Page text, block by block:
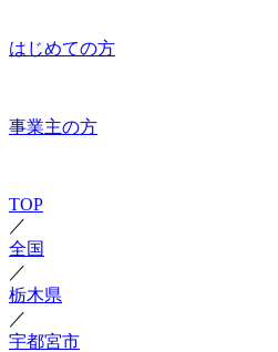
はじめての方
事業主の方
TOP
／
全国
／
栃木県
／
宇都宮市